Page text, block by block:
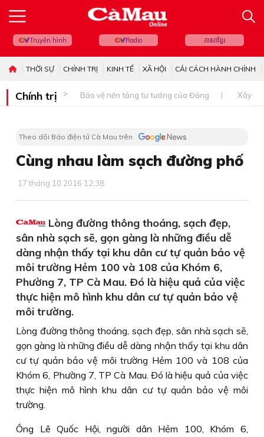
Truyền hình Radio ភាសាខ្មែរ
THỜI SỰ CHÍNH TRỊ KINH TẾ XÃ HỘI CẢI CÁCH HÀNH CHÍNH
Chính trị Bảo vệ nền tảng tư tưởng của Đảng Xây
Theo dõi Báo điện tử Cà Mau trên
Cùng nhau làm sạch đường phố
17 tháng 10 2016 12:38
Lòng đường thông thoáng, sạch đẹp,
sân nhà sạch sẽ, gọn gàng là những điều dễ
dàng nhận thấy tại khu dân cư tự quản bảo vệ
môi trường Hẻm 100 và 108 của Khóm 6,
Phường 7, TP Cà Mau. Ðó là hiệu quả của việc
thực hiện mô hình khu dân cư tự quản bảo vệ
môi trường.
Lòng đường thông thoáng, sạch đẹp, sân nhà sạch sẽ,
gọn gàng là những điều dễ dàng nhận thấy tại khu dân
cư tự quản bảo vệ môi trường Hẻm 100 và 108 của
Khóm 6, Phường 7, TP Cà Mau. Ðó là hiệu quả của việc
thực hiện mô hình khu dân cư tự quản bảo vệ môi
trường.
Ông Lê Quốc Hội, người dân Hẻm 100, Khóm 6,